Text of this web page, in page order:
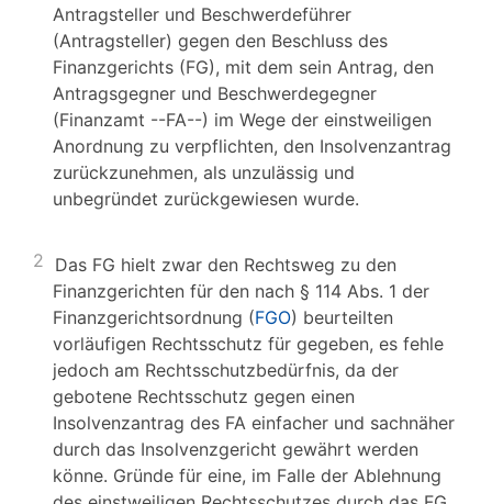
Antragsteller und Beschwerdeführer
(Antragsteller) gegen den Beschluss des
Finanzgerichts (FG), mit dem sein Antrag, den
Antragsgegner und Beschwerdegegner
(Finanzamt --FA--) im Wege der einstweiligen
Anordnung zu verpflichten, den Insolvenzantrag
zurückzunehmen, als unzulässig und
unbegründet zurückgewiesen wurde.
2 Das FG hielt zwar den Rechtsweg zu den
Finanzgerichten für den nach § 114 Abs. 1 der
Finanzgerichtsordnung (FGO) beurteilten
vorläufigen Rechtsschutz für gegeben, es fehle
jedoch am Rechtsschutzbedürfnis, da der
gebotene Rechtsschutz gegen einen
Insolvenzantrag des FA einfacher und sachnäher
durch das Insolvenzgericht gewährt werden
könne. Gründe für eine, im Falle der Ablehnung